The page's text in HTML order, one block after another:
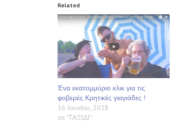
Related
Ένα εκατομμύριο κλικ για τις
φοβερές Κρητικές γιαγιάδες !
16 Ιουνίου, 2018
σε "ΤΑΞΙΔΙ"